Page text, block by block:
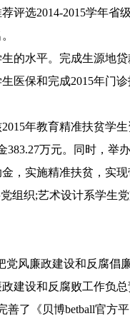
评选2014-2015学年
水平。完成生源地
医保和完成2015年门
年教育精准扶贫学
万元。同时，举
，实施精准扶贫，实现
织;艺术设计系学生
风廉政建设和反腐倡
建设和反腐败工作负
《贝博betball官方